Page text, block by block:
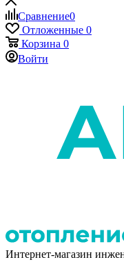
Сравнение0
Отложенные 0
Корзина 0
Войти
Интернет-магазин